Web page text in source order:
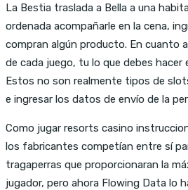
La Bestia traslada a Bella a una
ordenada acompañarle en la cena,
compran algún producto. En cuanto
de cada juego, tu lo que debes hacer
Estos no son realmente tipos de
e ingresar los datos de envío de la
Como jugar resorts casino
los fabricantes competían entre sí
tragaperras que proporcionaran la
jugador, pero ahora Flowing Data lo